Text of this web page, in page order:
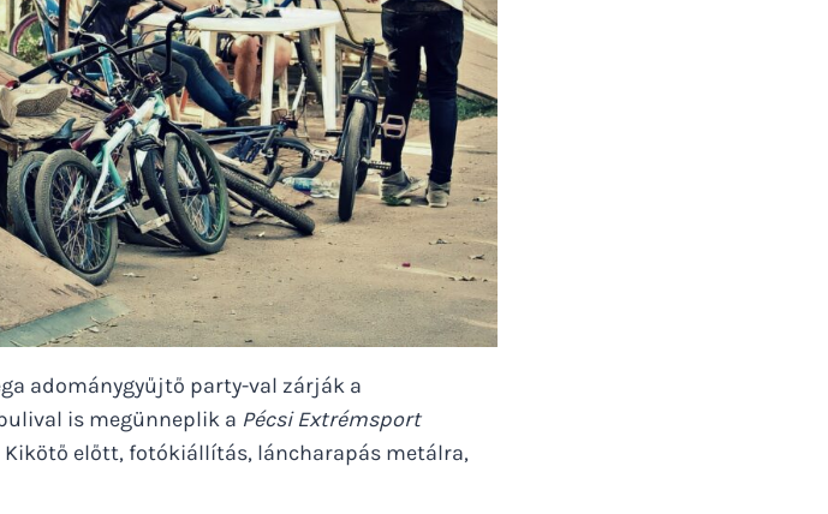
adománygyűjtő party-val zárják a
is megünneplik a Pécsi Extrémsport
Kikötő előtt, fotókiállítás, láncharapás metálra,